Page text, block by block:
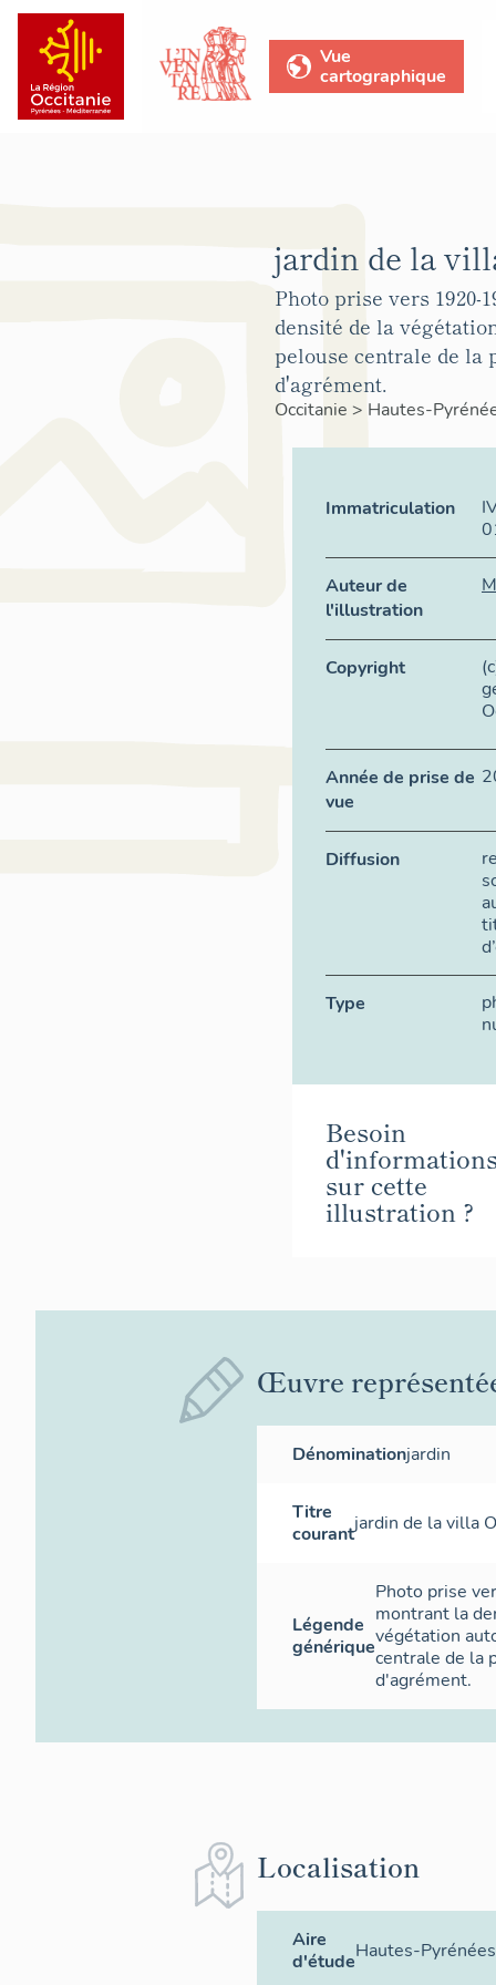
Vue
cartographique
jardin de la
Photo prise vers 1920-
densité de la
pelouse centrale de la
d'agrément.
Occitanie > Hautes-
Immatriculation
Auteur de
l'illustration
Copyright
Année de prise de
vue
Diffusion
Type
Besoin
sur cette
illustration ?
Œuvre
Dénominationjardin
Titre
courantjardin de la villa
Légende
générique
Photo prise
montrant la
végétation
centrale de la
d'agrément.
Localisation
Aire
d'étudeHautes-Pyrénées